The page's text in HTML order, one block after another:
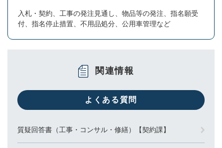
入札・契約、工事の発注見通し、物品等の発注、指名願受
付、指名停止措置、不用品処分、公用車管理など
関連情報
よくある質問
質疑回答書（工事・コンサル・修繕）【契約課】